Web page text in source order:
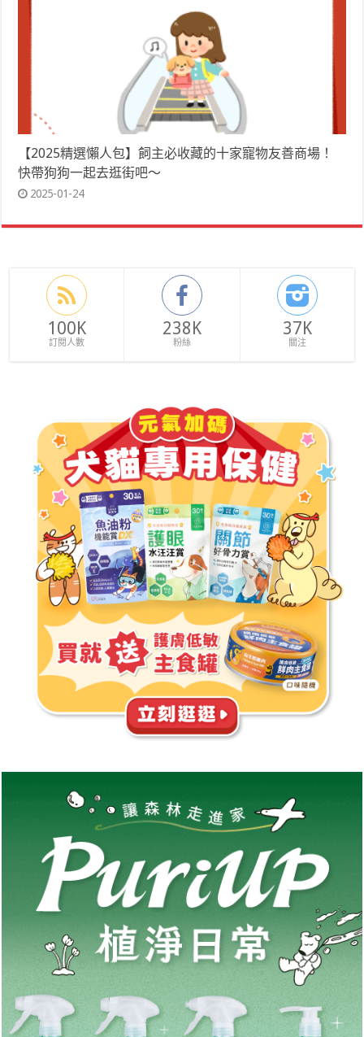
【2025精選懶人包】飼主必收藏的十家寵物友善商場！
快帶狗狗一起去逛街吧～
2025-01-24
100K
訂閱人數
238K
粉絲
37K
關注